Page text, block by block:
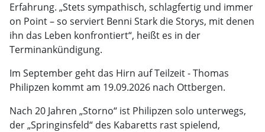
Erfahrung. „Stets sympathisch, schlagfertig und immer
on Point – so serviert Benni Stark die Storys, mit denen
ihn das Leben konfrontiert“, heißt es in der
Terminankündigung.
Im September geht das Hirn auf Teilzeit - Thomas
Philipzen kommt am 19.09.2026 nach Ottbergen.
Nach 20 Jahren „Storno“ ist Philipzen solo unterwegs,
der „Springinsfeld“ des Kabaretts rast spielend,